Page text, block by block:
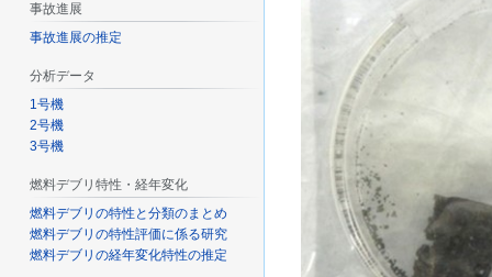
事故進展
事故進展の推定
分析データ
1号機
2号機
3号機
燃料デブリ特性・経年変化
燃料デブリの特性と分類のまとめ
燃料デブリの特性評価に係る研究
燃料デブリの経年変化特性の推定